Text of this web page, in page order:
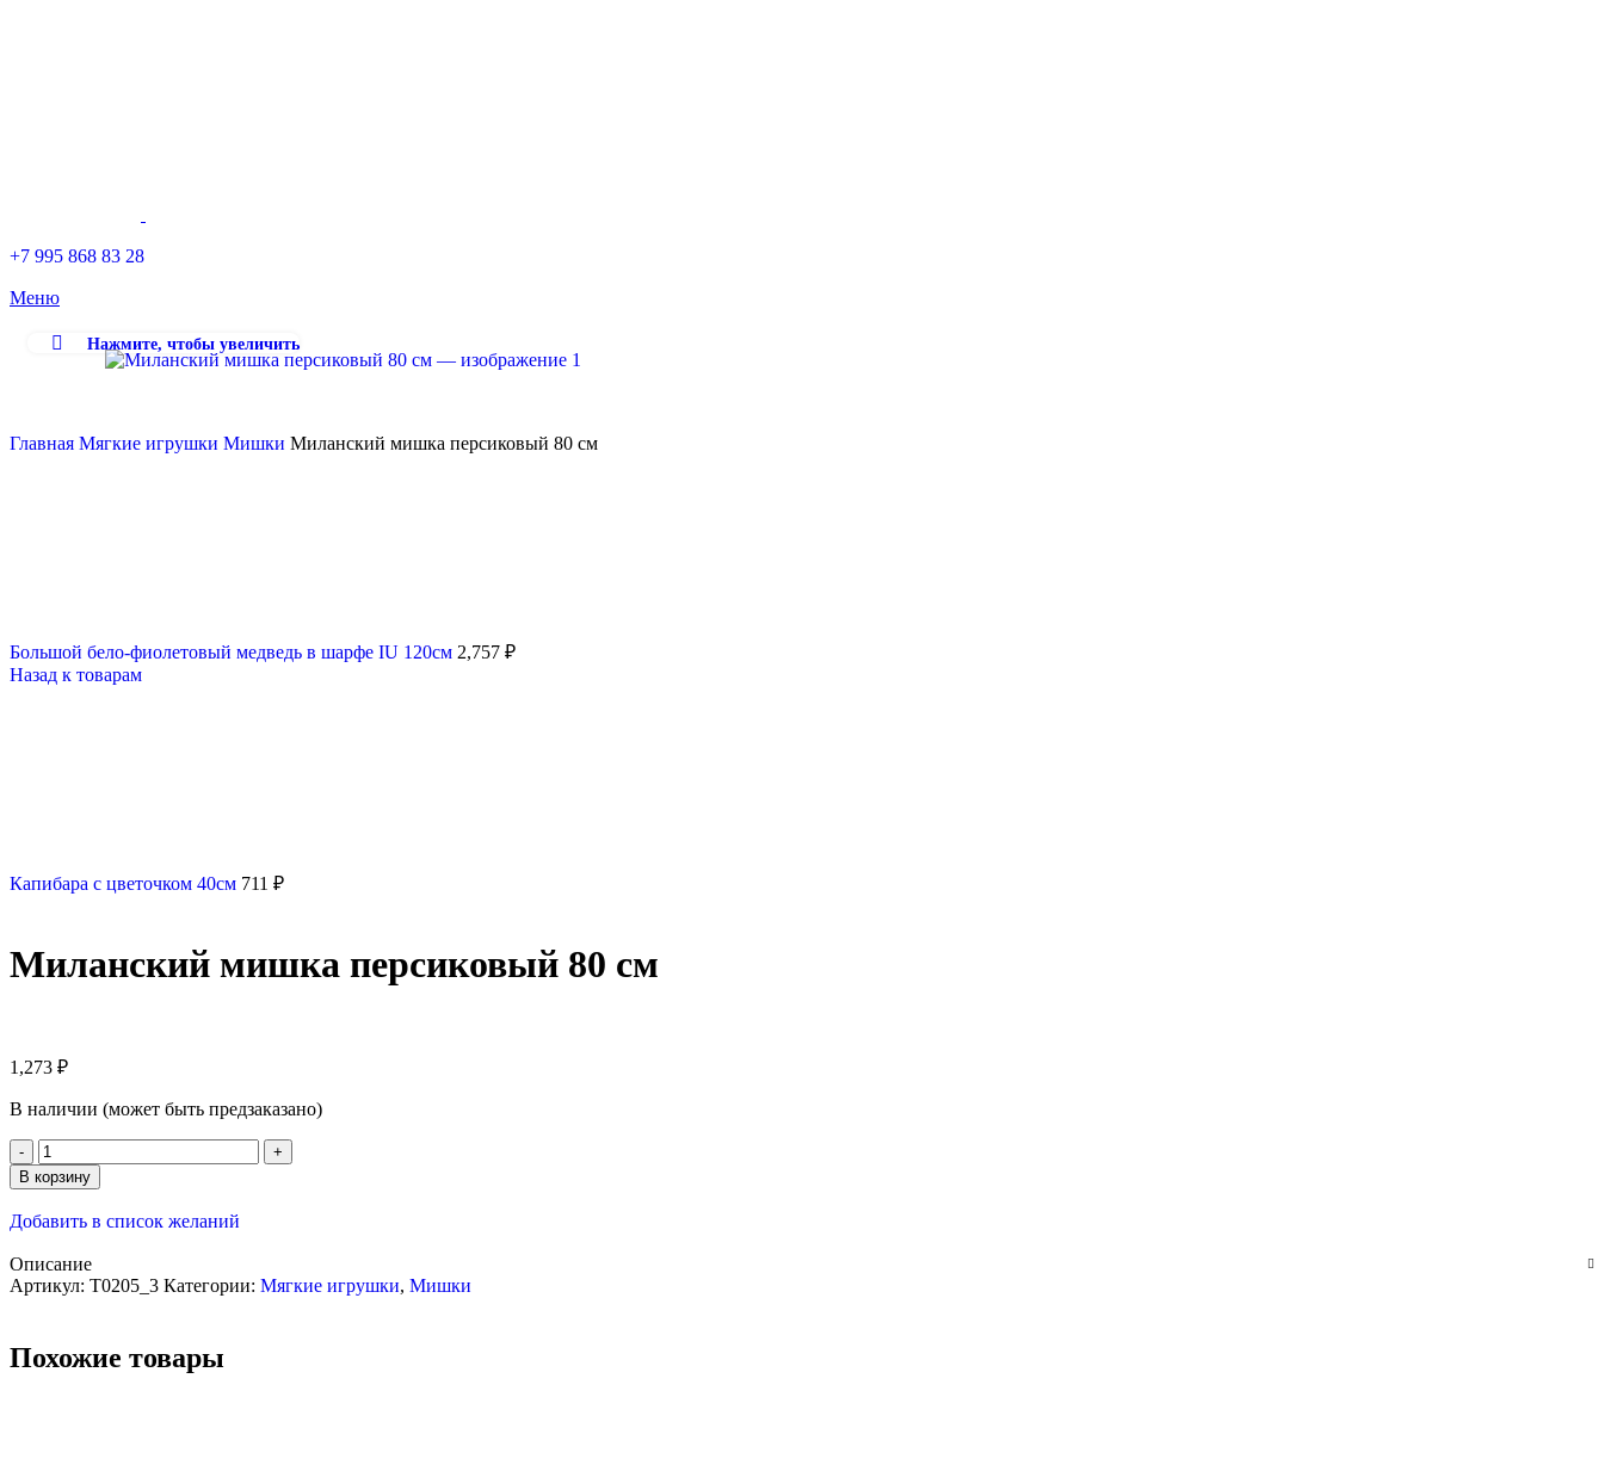
+7 995 868 83 28
Меню
Нажмите, чтобы увеличить
Главная Мягкие игрушки Мишки Миланский мишка персиковый 80 см
Большой бело-фиолетовый медведь в шарфе IU 120см 2,757 ₽
Назад к товарам
Капибара с цветочком 40см 711 ₽
Миланский мишка персиковый 80 см
1,273 ₽
В наличии (может быть предзаказано)
В корзину
Добавить в список желаний
Описание
Артикул: T0205_3 Категории: Мягкие игрушки, Мишки
Похожие товары